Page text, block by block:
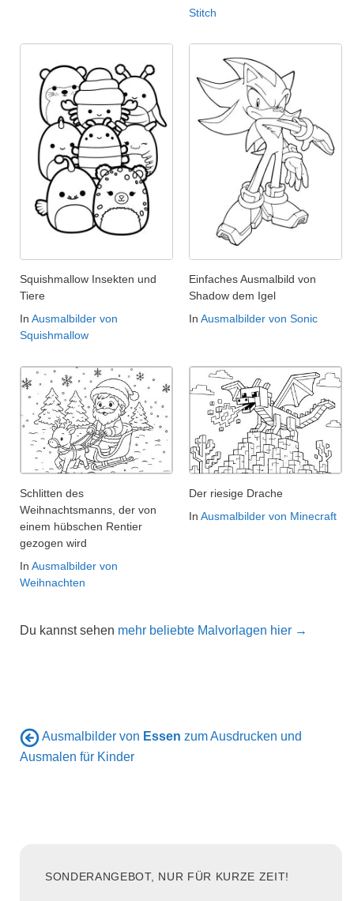
Stitch
Squishmallow Insekten und
Tiere
In Ausmalbilder von
Squishmallow
Einfaches Ausmalbild von
Shadow dem Igel
In Ausmalbilder von Sonic
Schlitten des
Weihnachtsmanns, der von
einem hübschen Rentier
gezogen wird
In Ausmalbilder von
Weihnachten
Der riesige Drache
In Ausmalbilder von Minecraft
Du kannst sehen mehr beliebte Malvorlagen hier →
Ausmalbilder von Essen zum Ausdrucken und
Ausmalen für Kinder
SONDERANGEBOT, NUR FÜR KURZE ZEIT!